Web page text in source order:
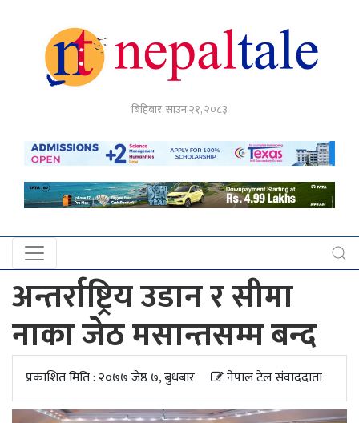
बिहिबार, साउन २१, २०८३
अर्थ
नेपाल
प्रदेश
खबर
अन्तर्राष्ट्रिय
युके
अपडेट
खेलकुद
अन्तर्राष्ट्रिय उडान र सीमा
नाका जेठ मसान्तसम्म बन्द
प्रकाशित मिति : २०७७ जेष्ठ ७, बुधबार नेपाल टेल संवाददाता